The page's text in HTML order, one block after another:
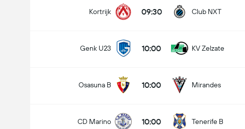
Kortrijk 09:30 Club NXT
Genk U23 10:00 KV Zelzate
Osasuna B 10:00 Mirandes
CD Marino 10:00 Tenerife B